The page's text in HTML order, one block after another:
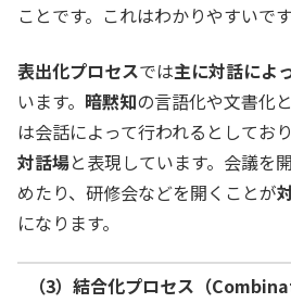
ことです。これはわかりやすいです
表出化プロセスでは主に対話によ
います。 暗黙知の言語化や文書化
は会話によって行われるとしてお
対話場と表現しています。会議を
めたり、研修会などを開くことが
になります。
（3）結合化プロセス（